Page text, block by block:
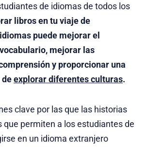
de idiomas de todos los
libros en tu viaje de
puede mejorar el
mejorar las
y proporcionar una
explorar diferentes culturas.
clave por las que las historias
que permiten a los estudiantes de
en un idioma extranjero